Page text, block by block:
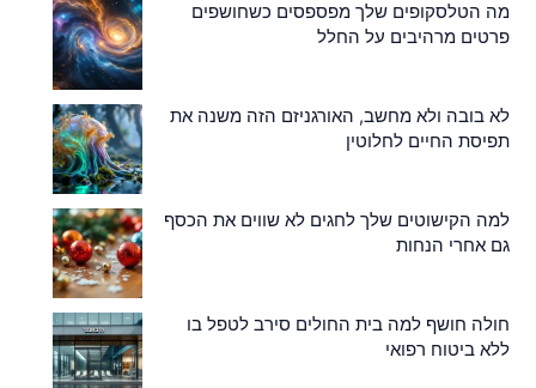
מה הטלסקופים שלך מפספסים כשחושפים
פרטים מרהיבים על החלל
לא בובה ולא מחשב, האורגניזם הזה משנה את
תפיסת החיים לחלוטין
למה הקישוטים שלך לחגים לא שווים את הכסף
גם אחרי הנחות
חולה חושף למה בית החולים סירב לטפל בו
ללא ביטוח רפואי